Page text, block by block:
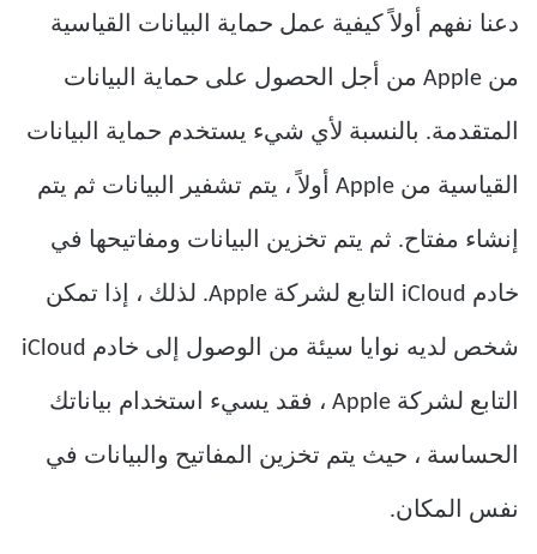
دعنا نفهم أولاً كيفية عمل حماية البيانات القياسية
من Apple من أجل الحصول على حماية البيانات
المتقدمة. بالنسبة لأي شيء يستخدم حماية البيانات
القياسية من Apple أولاً ، يتم تشفير البيانات ثم يتم
إنشاء مفتاح. ثم يتم تخزين البيانات ومفاتيحها في
خادم iCloud التابع لشركة Apple. لذلك ، إذا تمكن
شخص لديه نوايا سيئة من الوصول إلى خادم iCloud
التابع لشركة Apple ، فقد يسيء استخدام بياناتك
الحساسة ، حيث يتم تخزين المفاتيح والبيانات في
نفس المكان.